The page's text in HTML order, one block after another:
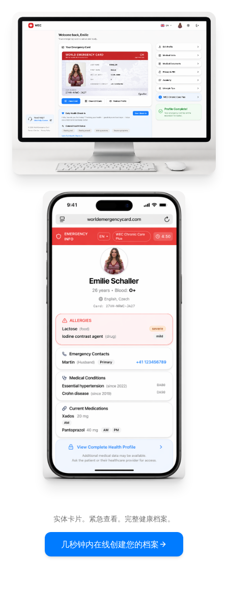
实体卡片。紧急查看。完整健康档案。
几秒钟内在线创建您的档案